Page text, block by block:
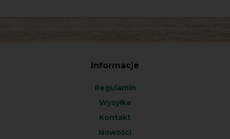
Informacje
Regulamin
Wysyłka
Kontakt
Nowości